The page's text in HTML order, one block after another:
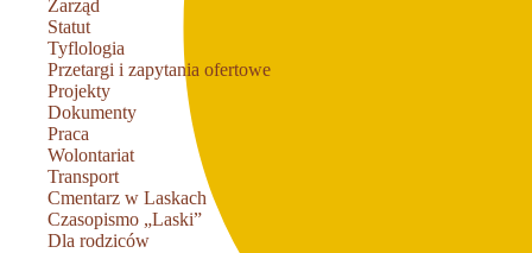
Zarząd
Statut
Tyflologia
Przetargi i zapytania ofertowe
Projekty
Dokumenty
Praca
Wolontariat
Transport
Cmentarz w Laskach
Czasopismo „Laski”
Dla rodziców